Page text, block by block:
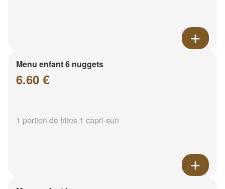
Menu enfant 6 nuggets
6.60 €
1 portion de frites 1 capri-sun